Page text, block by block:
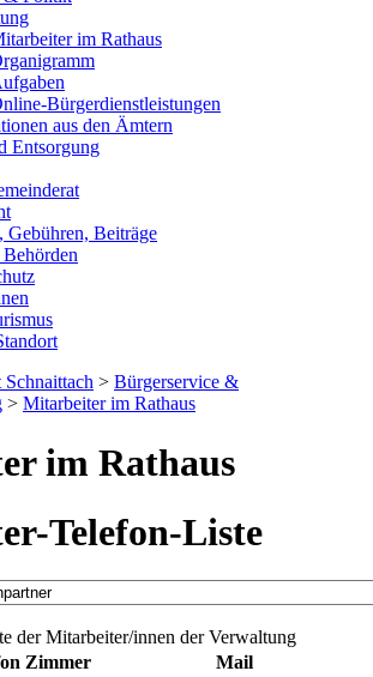
im Rathaus
Bürgerdienstleistungen
aus den Ämtern
Entsorgung
Gebühren, Beiträge
> Bürgerservice &
> Mitarbeiter im Rathaus
im Rathaus
Telefon-Liste
der Mitarbeiter/innen der Verwaltung
Zimmer
Mail